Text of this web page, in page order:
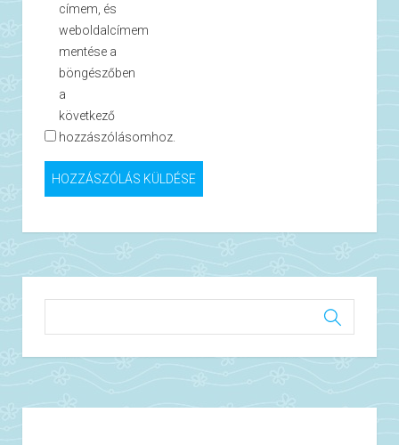
címem, és
weboldalcímem
mentése a
böngészőben
a
következő
hozzászólásomhoz.